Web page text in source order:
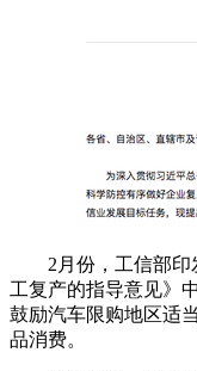
2月份，工信部
工复产的指导意见》
鼓励汽车限购地区适
品消费。